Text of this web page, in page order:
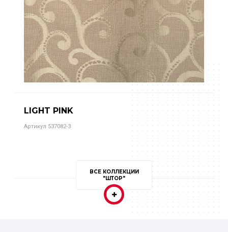
LIGHT PINK
Артикул 537082-3
ВСЕ КОЛЛЕКЦИИ
"ШТОР"